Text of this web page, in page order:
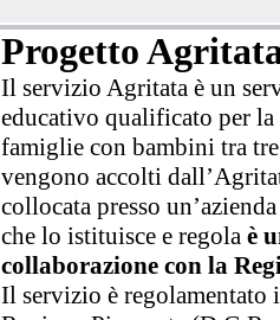
Progetto
Il servizio Agritata è un
educativo qualificato per
famiglie con bambini tra
vengono accolti
collocata presso
che lo istituisce e regola è
collaborazione con la
Il servizio è regolamentato